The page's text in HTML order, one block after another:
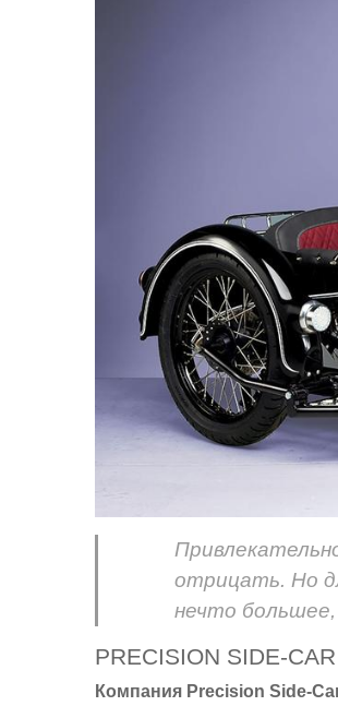
отрицать. Но
нечто
PRECISION SIDE-CAR
Компания Precision Side-